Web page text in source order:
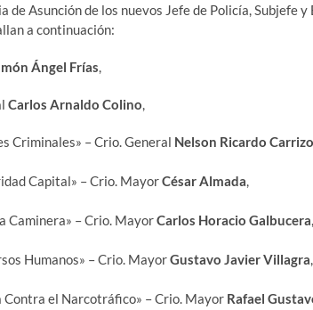
de Asunción de los nuevos Jefe de Policía, Subjefe
a continuación:
Ángel Frías,
Carlos Arnaldo Colino,
Criminales» – Crio. General Nelson Ricardo Carrizo
Capital» – Crio. MayorCésar Almada,
Caminera» – Crio. MayorCarlos Horacio Galbucera,
Humanos» – Crio. MayorGustavo Javier Villagra,
el Narcotráfico» – Crio. Mayor Rafael